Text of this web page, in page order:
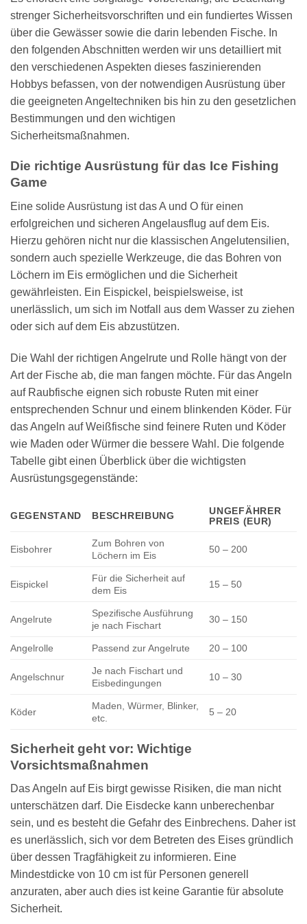
strenger Sicherheitsvorschriften und ein fundiertes Wissen
über die Gewässer sowie die darin lebenden Fische. In
den folgenden Abschnitten werden wir uns detailliert mit
den verschiedenen Aspekten dieses faszinierenden
Hobbys befassen, von der notwendigen Ausrüstung über
die geeigneten Angeltechniken bis hin zu den gesetzlichen
Bestimmungen und den wichtigen
Sicherheitsmaßnahmen.
Die richtige Ausrüstung für das Ice Fishing
Game
Eine solide Ausrüstung ist das A und O für einen
erfolgreichen und sicheren Angelausflug auf dem Eis.
Hierzu gehören nicht nur die klassischen Angelutensilien,
sondern auch spezielle Werkzeuge, die das Bohren von
Löchern im Eis ermöglichen und die Sicherheit
gewährleisten. Ein Eispickel, beispielsweise, ist
unerlässlich, um sich im Notfall aus dem Wasser zu ziehen
oder sich auf dem Eis abzustützen.
Die Wahl der richtigen Angelrute und Rolle hängt von der
Art der Fische ab, die man fangen möchte. Für das Angeln
auf Raubfische eignen sich robuste Ruten mit einer
entsprechenden Schnur und einem blinkenden Köder. Für
das Angeln auf Weißfische sind feinere Ruten und Köder
wie Maden oder Würmer die bessere Wahl. Die folgende
Tabelle gibt einen Überblick über die wichtigsten
Ausrüstungsgegenstände:
GEGENSTAND BESCHREIBUNG
UNGEFÄHRER
PREIS (EUR)
Eisbohrer
Zum Bohren von
Löchern im Eis
50 – 200
Eispickel
Für die Sicherheit auf
dem Eis
15 – 50
Angelrute
Spezifische Ausführung
je nach Fischart
30 – 150
Angelrolle Passend zur Angelrute 20 – 100
Angelschnur
Je nach Fischart und
Eisbedingungen
10 – 30
Köder
Maden, Würmer, Blinker,
etc.
5 – 20
Sicherheit geht vor: Wichtige
Vorsichtsmaßnahmen
Das Angeln auf Eis birgt gewisse Risiken, die man nicht
unterschätzen darf. Die Eisdecke kann unberechenbar
sein, und es besteht die Gefahr des Einbrechens. Daher ist
es unerlässlich, sich vor dem Betreten des Eises gründlich
über dessen Tragfähigkeit zu informieren. Eine
Mindestdicke von 10 cm ist für Personen generell
anzuraten, aber auch dies ist keine Garantie für absolute
Sicherheit.